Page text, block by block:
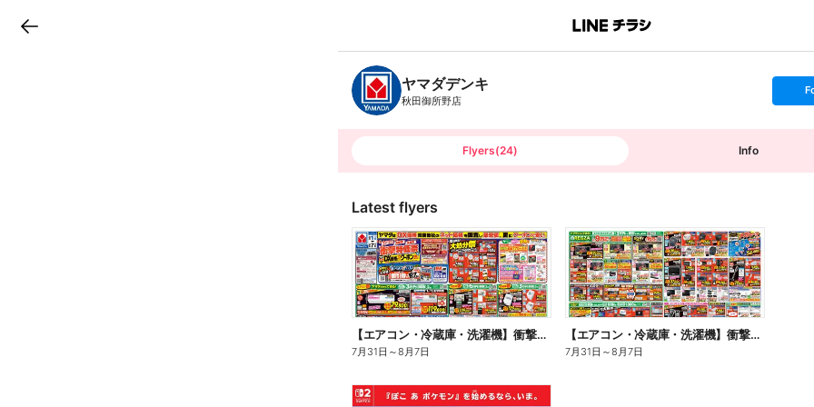
B
n
c
h
T
ヤマダデンキ
秋田御所野店
s
t
o
Flyers(24) Info
Latest flyers
【エアコン・冷蔵庫・洗濯機】衝撃特価祭(おもて)
7月31日 ～8月7日
【エアコン・冷蔵庫・洗濯機】衝撃特価祭(うら)
7月31日 ～8月7日